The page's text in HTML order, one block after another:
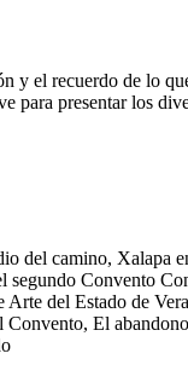
y el recuerdo de lo
presentar los
del camino, Xalapa
Convento
del Estado de
El